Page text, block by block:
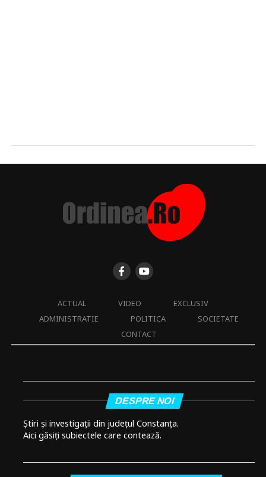
ACTUAL VIDEO
EXCLUSIV
ADMINISTRATIE
POLITICA
SOCIETATE
CONTACT
DESPRE NOI
Știri și investigații din județul Constanța.
Aici găsiți subiectele care contează.